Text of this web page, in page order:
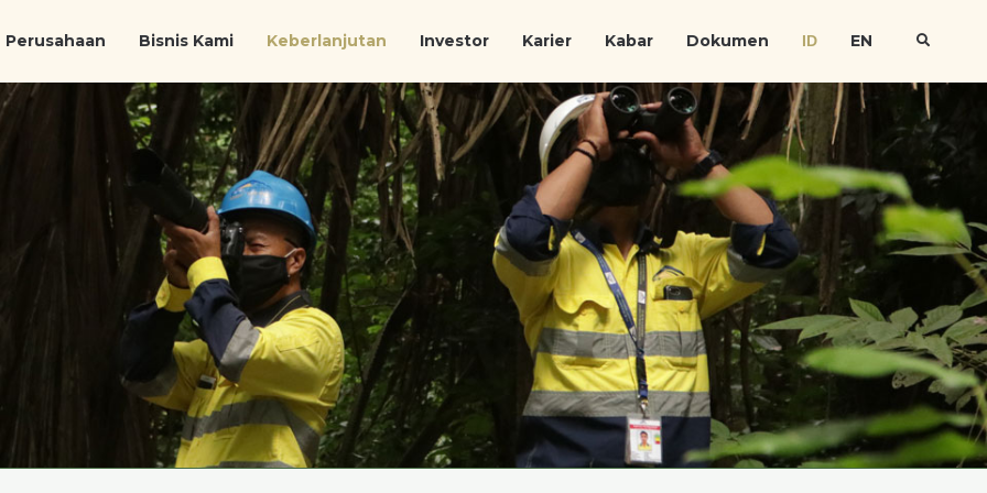
Perusahaan Bisnis Kami Keberlanjutan Investor Karier Kabar Dokumen ID EN